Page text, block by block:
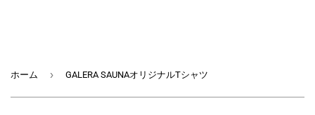
ホーム › GALERA SAUNAオリジナルTシャツ